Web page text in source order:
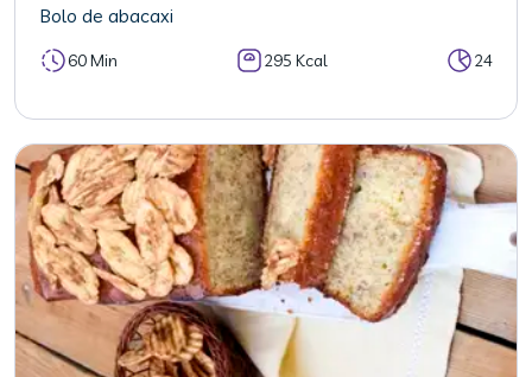
Bolo de abacaxi
60 Min 295 Kcal 24